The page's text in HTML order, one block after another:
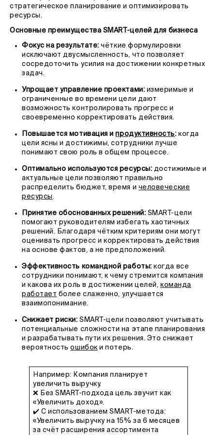
стратегическое планирование и оптимизировать
ресурсы.
Основные преимущества SMART-целей для бизнеса
Фокус на результате:чёткие формулировки
исключают двусмысленность, что позволяет
сосредоточить усилия на достижении конкретных
задач.
Упрощает управление проектами: измеримые и
ограниченные во времени цели дают
возможность контролировать прогресс и
своевременно корректировать действия.
Повышается мотивация ипродуктивность: когда
цели ясны и достижимы, сотрудники лучше
понимают свою роль в общем процессе.
Оптимально используются ресурсы: достижимые и
актуальные цели позволяют правильно
распределить бюджет, время и человеческие
ресурсы.
Принятие обоснованных решений: SMART-цели
помогают руководителям избегать хаотичных
решений. Благодаря чётким критериям они могут
оценивать прогресс и корректировать действия
на основе фактов, а не предположений.
Эффективность командной работы: когда все
сотрудники понимают, к чему стремится компания
и какова их роль в достижении целей, команда
работает более слаженно, улучшается
взаимопонимание.
Снижает риски: SMART-цели позволяют учитывать
потенциальные сложности на этапе планирования
и разрабатывать пути их решения. Это снижает
вероятностьошибок и потерь.
Например: Компания планирует
увеличить выручку.
❌ Без SMART-подхода цель звучит как
«Увеличить доход».
✔️ С использованием SMART-метода:
«Увеличить выручку на 15% за 6 месяцев
за счёт расширения ассортимента